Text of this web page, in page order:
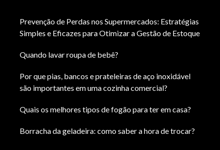
Prevenção de Perdas nos Supermercados: Estratégias
Simples e Eficazes para Otimizar a Gestão de Estoque
Quando lavar roupa de bebê?
Por que pias, bancos e prateleiras de aço inoxidável
são importantes em uma cozinha comercial?
Quais os melhores tipos de fogão para ter em casa?
Borracha da geladeira: como saber a hora de trocar?